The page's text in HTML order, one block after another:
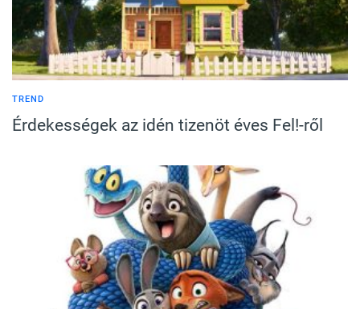
TREND
Érdekességek az idén tizenöt éves Fel!-ről